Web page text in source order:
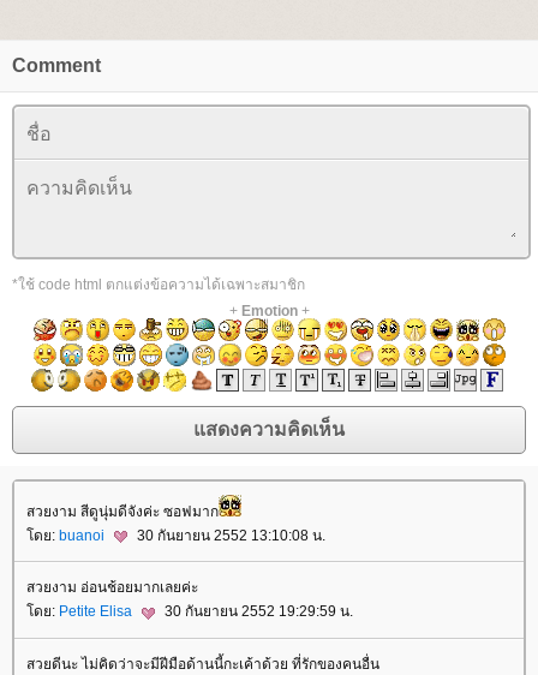
Comment
*ใช้ code html ตกแต่งข้อความได้เฉพาะสมาชิก
+ Emotion+
สวยงาม สีดูนุ่มดีจังค่ะ ซอฟมาก
ดย: buanoi 30 กันยายน 2552 13:10:08 น.
สวยงาม อ่อนช้อยมากเลยค่ะ
ดย: Petite Elisa 30 กันยายน 2552 19:29:59 น.
สวยดีนะ ไม่คิดว่าจะมีฝีมือด้านนี้กะเค้าด้วย ที่รักของคนอื่น